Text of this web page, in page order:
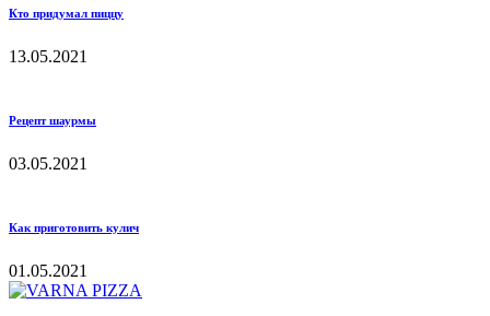
Кто придумал пиццу
13.05.2021
Рецепт шаурмы
03.05.2021
Как приготовить кулич
01.05.2021